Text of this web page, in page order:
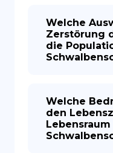
Welche
Zerstörung
die
Welche
den